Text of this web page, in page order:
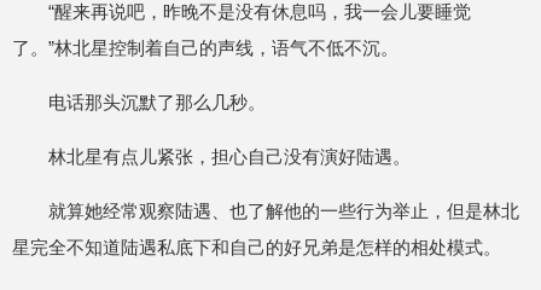
“醒来再说吧，昨晚不是没有休息吗，我一会儿要睡觉
了。”林北星控制着自己的声线，语气不低不沉。
电话那头沉默了那么几秒。
林北星有点儿紧张，担心自己没有演好陆遇。
就算她经常观察陆遇、也了解他的一些行为举止，但是林北
星完全不知道陆遇私底下和自己的好兄弟是怎样的相处模式。